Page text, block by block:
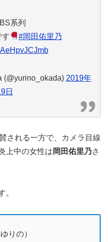
系列
す
#岡田佑里乃
(@yurino_okada) 2019年
日
される一方で、カメラ目線
上中の女性は 岡田佑里乃さ
。
りの）